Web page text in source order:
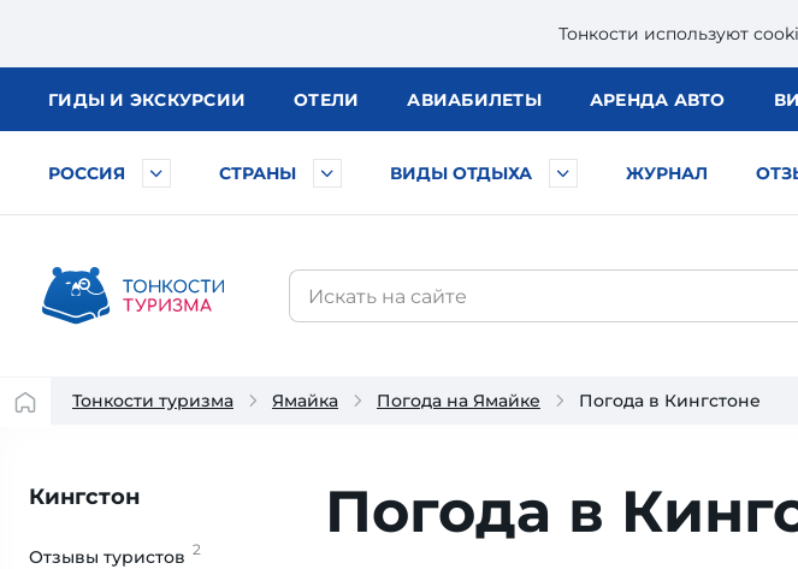
Тонкости используют
ГИДЫ И ЭКСКУРСИИ ОТЕЛИ АВИАБИЛЕТЫ АРЕНДА АВТО
РОССИЯ СТРАНЫ ВИДЫ ОТДЫХА ЖУРНАЛ
Тонкости туризма Ямайка Погода на Ямайке Погода в Кингстоне
Кингстон
Отзывы туристов 2
Погода в